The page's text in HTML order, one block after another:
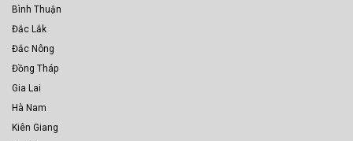
Bình Thuận
Đắc Lắk
Đắc Nông
Đồng Tháp
Gia Lai
Hà Nam
Kiên Giang